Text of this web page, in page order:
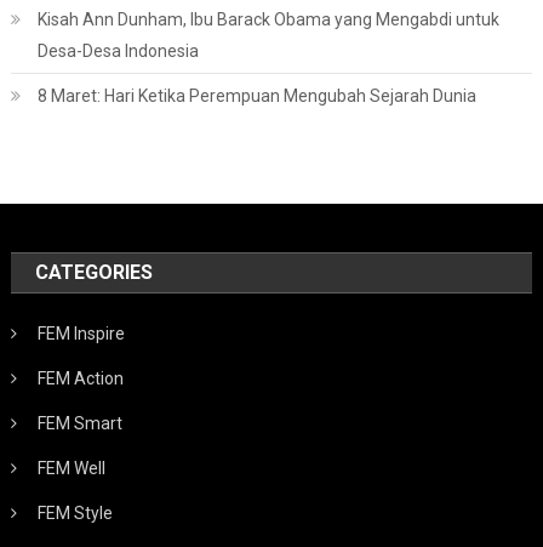
Kisah Ann Dunham, Ibu Barack Obama yang Mengabdi untuk
Desa-Desa Indonesia
8 Maret: Hari Ketika Perempuan Mengubah Sejarah Dunia
CATEGORIES
FEM Inspire
FEM Action
FEM Smart
FEM Well
FEM Style